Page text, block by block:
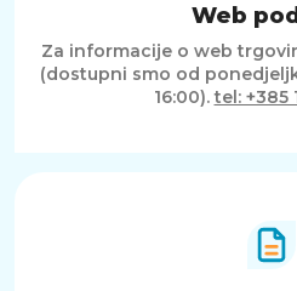
Web
Za informacije o web
(dostupni smo od
16:00).tel: +385